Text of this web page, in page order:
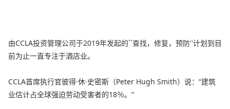
由CCLA投资管理公司于2019年发起的``查找，修复，预防''计划到目
前为止一直专注于酒店业。
CCLA首席执行官彼得·休·史密斯（Peter Hugh Smith）说：“建筑
业估计占全球强迫劳动受害者的18％。”